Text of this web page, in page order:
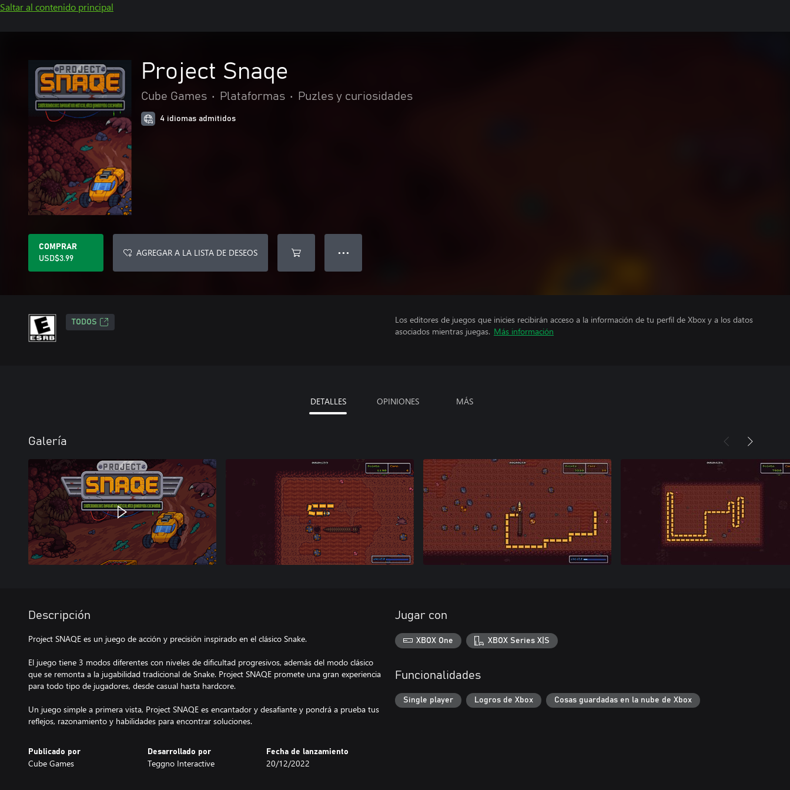
Saltar al contenido principal
Project Snaqe
Cube Games • Plataformas • Puzles y curiosidades
4 idiomas admitidos
COMPRAR
USD$3.99
AGREGAR A LA LISTA DE DESEOS ● ● ●
TODOS
Los editores de juegos que inicies recibirán acceso a la información de tu perfil de Xbox y a los datos
asociados mientras juegas. Más información
DETALLES OPINIONES MÁS
Galería
Descripción
Project SNAQE es un juego de acción y precisión inspirado en el clásico Snake.
El juego tiene 3 modos diferentes con niveles de dificultad progresivos, además del modo clásico
que se remonta a la jugabilidad tradicional de Snake. Project SNAQE promete una gran experiencia
para todo tipo de jugadores, desde casual hasta hardcore.
Un juego simple a primera vista, Project SNAQE es encantador y desafiante y pondrá a prueba tus
reflejos, razonamiento y habilidades para encontrar soluciones.
Publicado por
Cube Games
Desarrollado por
Teggno Interactive
Fecha de lanzamiento
20/12/2022
Jugar con
XBOX One XBOX Series X|S
Funcionalidades
Single player Logros de Xbox Cosas guardadas en la nube de Xbox